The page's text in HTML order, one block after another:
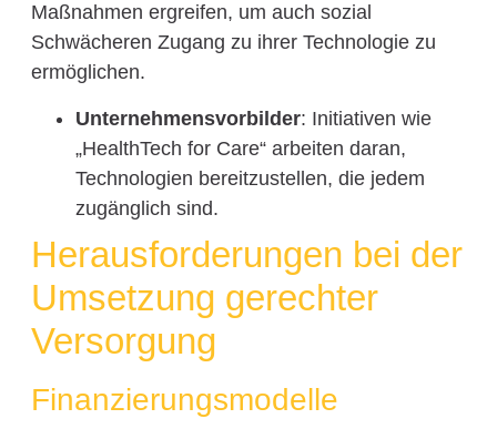
Maßnahmen ergreifen, um auch sozial
Schwächeren Zugang zu ihrer Technologie zu
ermöglichen.
Unternehmensvorbilder: Initiativen wie
„HealthTech for Care“ arbeiten daran,
Technologien bereitzustellen, die jedem
zugänglich sind.
Herausforderungen bei der
Umsetzung gerechter
Versorgung
Finanzierungsmodelle